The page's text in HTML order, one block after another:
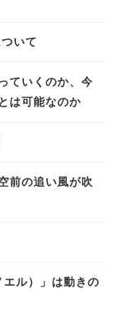
いて
ていくのか、今
は可能なのか
前の追い風が吹
ル）」は動きの